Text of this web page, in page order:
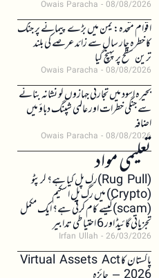
Owais Paracha 08/08/2026
اقوام متحدہ: یمن میں بڑے پیمانے پر جنگ
کا خطرہ چار سال سے زائد عرصے کی بلند
ترین سطح پر پہنچ گیا
Owais Paracha 08/08/2026
بحیرہ اسود میں تجارتی جہازوں کو نشانہ بنانے
سے جنگی خطرات اور عالمی شپنگ دباؤ میں
اضافہ
Owais Paracha 08/08/2026
تعلیمی مواد(Rug Pull)رگ پل کیا ہے؟ کرپٹو
(Crypto) میں رگ پل اسکیم
(scam)کیسے کام کرتی ہے؟ ایک مکمل
تجزیاتی گائیڈ اور 6 احتیاطی تدابیر
Irfan Ullah 26/03/2026
پاکستان کا Virtual Assets Act